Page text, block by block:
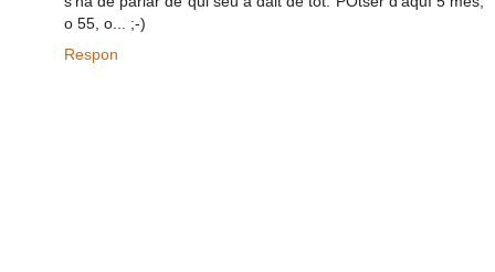
o 55, o... ;-)
Respon